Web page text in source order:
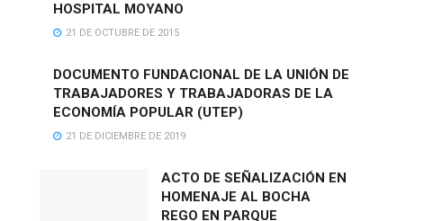
HOSPITAL MOYANO
21 DE OCTUBRE DE 2015
DOCUMENTO FUNDACIONAL DE LA UNIÓN DE
TRABAJADORES Y TRABAJADORAS DE LA
ECONOMÍA POPULAR (UTEP)
21 DE DICIEMBRE DE 2019
ACTO DE SEÑALIZACIÓN EN
HOMENAJE AL BOCHA
REGO EN PARQUE